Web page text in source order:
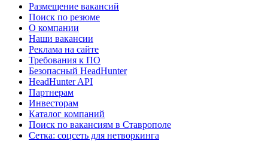
Размещение вакансий
Поиск по резюме
О компании
Наши вакансии
Реклама на сайте
Требования к ПО
Безопасный HeadHunter
HeadHunter API
Партнерам
Инвесторам
Каталог компаний
Поиск по вакансиям в Ставрополе
Сетка: соцсеть для нетворкинга